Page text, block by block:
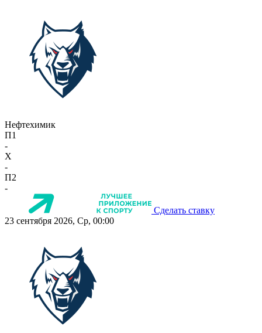
Нефтехимик
П1
-
X
-
П2
-
Сделать ставку
23 сентября 2026, Ср, 00:00